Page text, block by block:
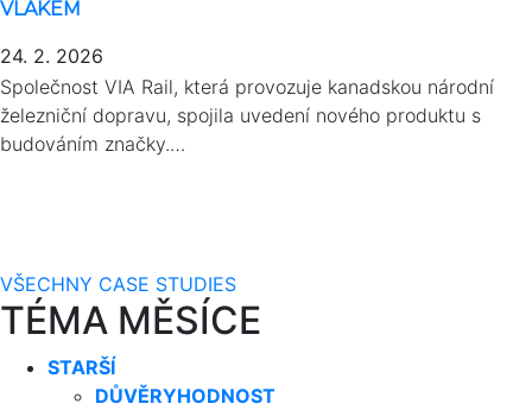
VLAKEM
24. 2. 2026
Společnost VIA Rail, která provozuje kanadskou národní
železniční dopravu, spojila uvedení nového produktu s
budováním značky.…
VŠECHNY CASE STUDIES
TÉMA MĚSÍCE
STARŠÍ
DŮVĚRYHODNOST